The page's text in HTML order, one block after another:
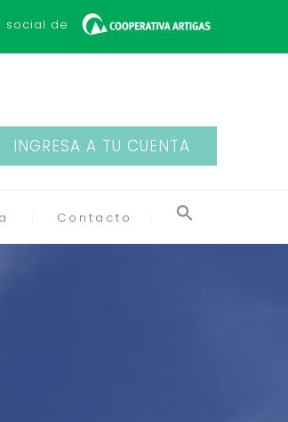
INGRESA A TU CUENTA
social de
Contacto